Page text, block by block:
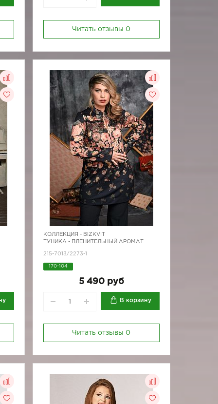
Читать отзывы 0
КОЛЛЕКЦИЯ - BIZKVIT
ТУНИКА - ПЛЕНИТЕЛЬНЫЙ АРОМАТ
215-7013/2273-1
170-104
5 490 руб
В корзину
Читать отзывы 0